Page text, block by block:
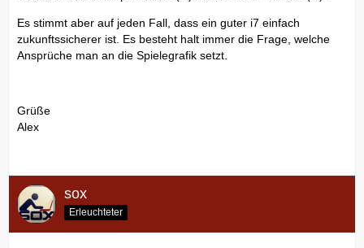
Es stimmt aber auf jeden Fall, dass ein guter i7 einfach
zukunftssicherer ist. Es besteht halt immer die Frage, welche
Ansprüche man an die Spielegrafik setzt.
Grüße
Alex
sox
Erleuchteter